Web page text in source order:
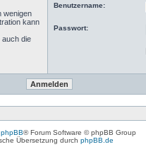
wenigen
kann
auch die
Benutzername:
Passwort:
phpBB® Forum Software © phpBB Group
Übersetzung durch phpBB.de